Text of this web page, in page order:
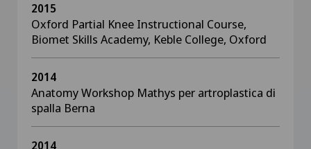
2015
Oxford Partial Knee Instructional Course,
Biomet Skills Academy, Keble College, Oxford
2014
Anatomy Workshop Mathys per artroplastica di
spalla Berna
2014